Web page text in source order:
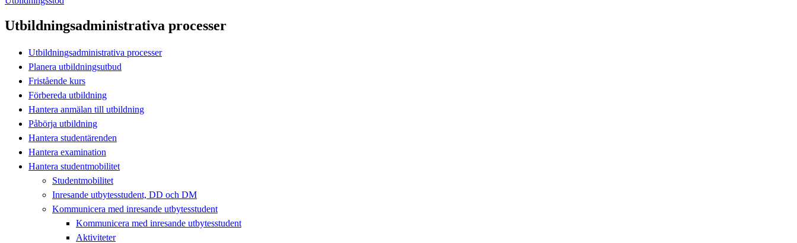
Utbildningsadministrativa processer
Utbildningsadministrativa processer
Planera utbildningsutbud
Fristående kurs
Förbereda utbildning
Hantera anmälan till utbildning
Påbörja utbildning
Hantera studentärenden
Hantera examination
Hantera studentmobilitet
Studentmobilitet
Inresande utbytesstudent, DD och DM
Kommunicera med inresande utbytesstudent
Kommunicera med inresande utbytesstudent
Aktiviteter